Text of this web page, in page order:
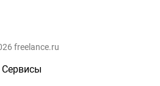
freelance.ru
Сервисы